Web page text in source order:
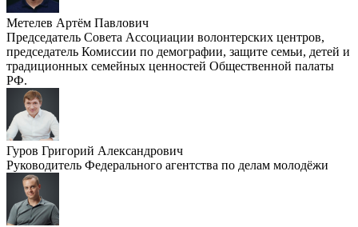
Метелев Артём Павлович
Председатель Совета Ассоциации волонтерских центров,
председатель Комиссии по демографии, защите семьи, детей и
традиционных семейных ценностей Общественной палаты
РФ.
Гуров Григорий Александрович
Руководитель Федерального агентства по делам молодёжи